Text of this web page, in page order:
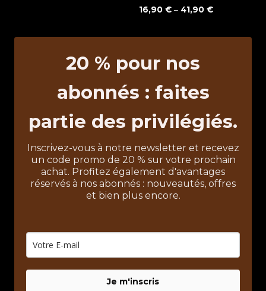
Note5.00
16,90 €– 41,90 €
20 % pour nos
abonnés : faites
partie des privilégiés.
Inscrivez-vous à notre newsletter et recevez
un code promo de 20 % sur votre prochain
achat. Profitez également d'avantages
réservés à nos abonnés : nouveautés, offres
et bien plus encore.
Je m'inscris